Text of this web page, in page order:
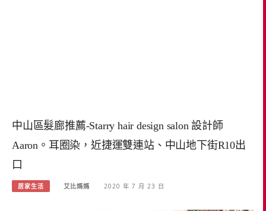
中山區髮廊推薦-Starry hair design salon 設計師
Aaron。耳圈染，近捷運雙連站、中山地下街R10出
口
居家生活 艾比媽媽 2020 年 7 月 23 日